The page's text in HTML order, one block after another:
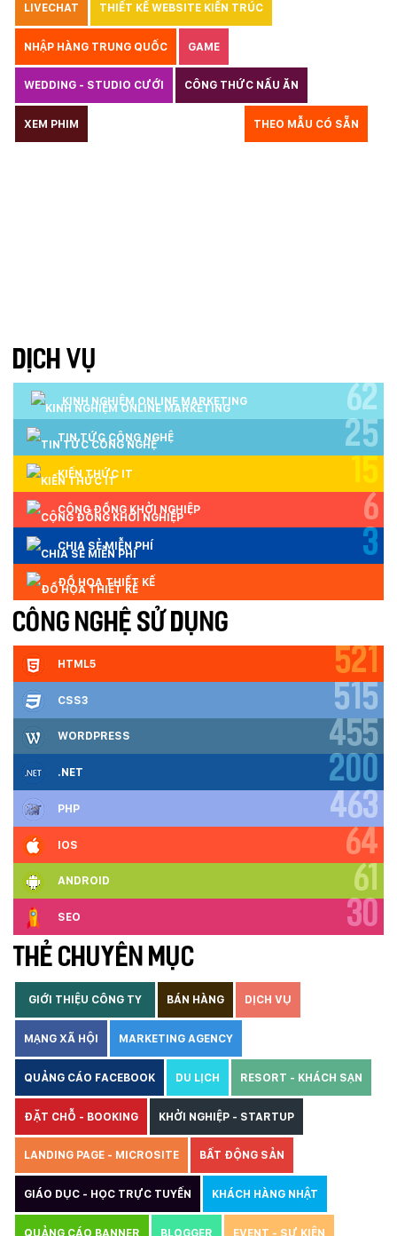
LIVECHAT THIẾT KẾ WEBSITE KIẾN TRÚC
NHẬP HÀNG TRUNG QUỐC GAME
WEDDING - STUDIO CƯỚI CÔNG THỨC NẤU ĂN
XEM PHIM THEO MẪU CÓ SẴN
DỊCH VỤ
KINH NGHIỆM ONLINE MARKETING 62
TIN TỨC CÔNG NGHỆ 25
KIẾN THỨC IT 15
CỘNG ĐỒNG KHỞI NGHIỆP 6
CHIA SẺ MIỄN PHÍ 3
ĐỒ HỌA THIẾT KẾ
CÔNG NGHỆ SỬ DỤNG
HTML5 521
CSS3 515
WORDPRESS 455
.NET 200
PHP 463
IOS 64
ANDROID 61
SEO 30
THẺ CHUYÊN MỤC
GIỚI THIỆU CÔNG TY BÁN HÀNG DỊCH VỤ
MẠNG XÃ HỘI MARKETING AGENCY
QUẢNG CÁO FACEBOOK DU LỊCH RESORT - KHÁCH SẠN
ĐẶT CHỖ - BOOKING KHỞI NGHIỆP - STARTUP
LANDING PAGE - MICROSITE BẤT ĐỘNG SẢN
GIÁO DỤC - HỌC TRỰC TUYẾN KHÁCH HÀNG NHẬT
QUẢNG CÁO BANNER BLOGGER EVENT - SỰ KIỆN